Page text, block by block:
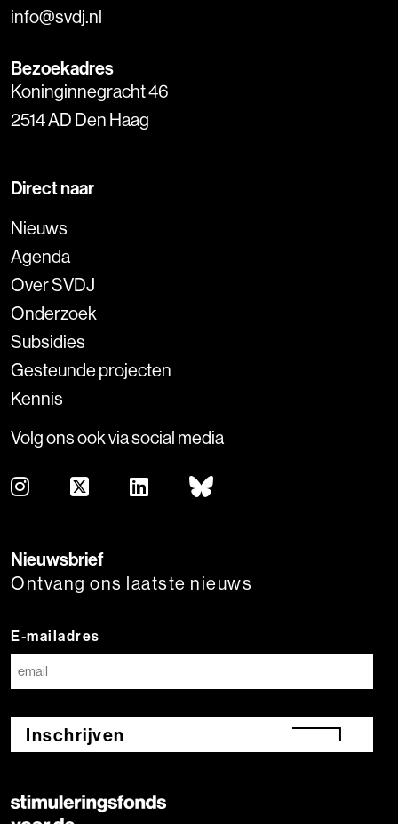
info@svdj.nl
Bezoekadres
Koninginnegracht 46
2514 AD Den Haag
Direct naar
Nieuws
Agenda
Over SVDJ
Onderzoek
Subsidies
Gesteunde projecten
Kennis
Volg ons ook via social media
Nieuwsbrief
Ontvang ons laatste nieuws
E-mailadres
Inschrijven